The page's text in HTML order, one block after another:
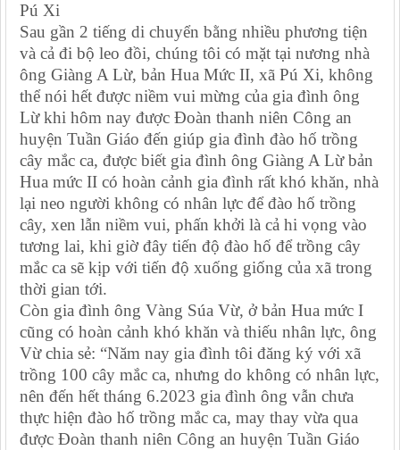
Pú Xi
Sau gần 2 tiếng di chuyển bằng nhiều phương tiện
và cả đi bộ leo đồi, chúng tôi có mặt tại nương nhà
ông Giàng A Lừ, bản Hua Mức II, xã Pú Xi, không
thể nói hết được niềm vui mừng của gia đình ông
Lừ khi hôm nay được Đoàn thanh niên Công an
huyện Tuần Giáo đến giúp gia đình đào hố trồng
cây mắc ca, được biết gia đình ông Giàng A Lừ bản
Hua mức II có hoàn cảnh gia đình rất khó khăn, nhà
lại neo người không có nhân lực để đào hố trồng
cây, xen lẫn niềm vui, phấn khởi là cả hi vọng vào
tương lai, khi giờ đây tiến độ đào hố để trồng cây
mắc ca sẽ kịp với tiến độ xuống giống của xã trong
thời gian tới.
Còn gia đình ông Vàng Súa Vừ, ở bản Hua mức I
cũng có hoàn cảnh khó khăn và thiếu nhân lực, ông
Vừ chia sẻ: “Năm nay gia đình tôi đăng ký với xã
trồng 100 cây mắc ca, nhưng do không có nhân lực,
nên đến hết tháng 6.2023 gia đình ông vẫn chưa
thực hiện đào hố trồng mắc ca, may thay vừa qua
được Đoàn thanh niên Công an huyện Tuần Giáo